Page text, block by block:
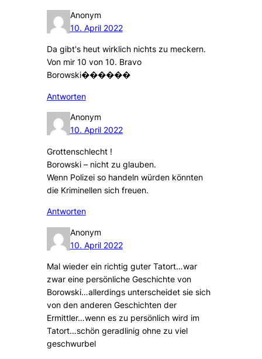
Anonym
10. April 2022
Da gibt's heut wirklich nichts zu meckern.
Von mir 10 von 10. Bravo
Borowski������
Antworten
Anonym
10. April 2022
Grottenschlecht !
Borowski – nicht zu glauben.
Wenn Polizei so handeln würden könnten
die Kriminellen sich freuen.
Antworten
Anonym
10. April 2022
Mal wieder ein richtig guter Tatort…war
zwar eine persönliche Geschichte von
Borowski…allerdings unterscheidet sie sich
von den anderen Geschichten der
Ermittler…wenn es zu persönlich wird im
Tatort…schön geradlinig ohne zu viel
geschwurbel